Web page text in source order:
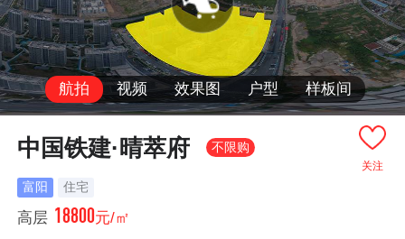
航拍 视频 效果图 户型 样板间
关注
中国铁建·晴萃府 不限购
富阳 住宅
高层 18800元/㎡